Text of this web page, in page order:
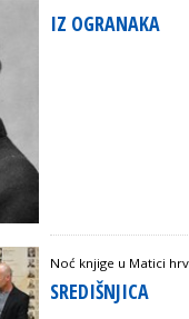
IZ OGRANAKA
Noć knjige u Matici
SREDIŠNJICA